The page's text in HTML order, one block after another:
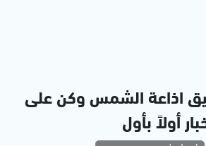
اذاعة الشمس وكن على
أولاً بأول